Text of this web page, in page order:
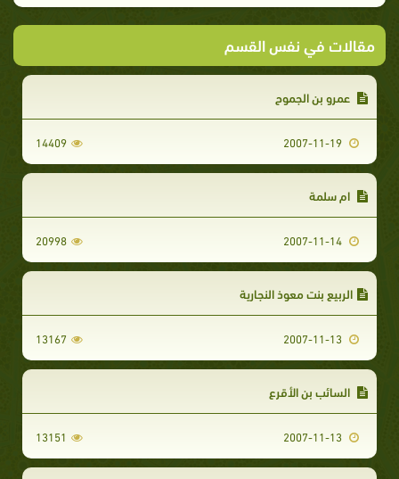
مقالات في نفس القسم
عمرو بن الجموح
14409
ام سلمة
20998
الربيع بنت معوذ النجارية
13167
السائب بن الأقرع
13151